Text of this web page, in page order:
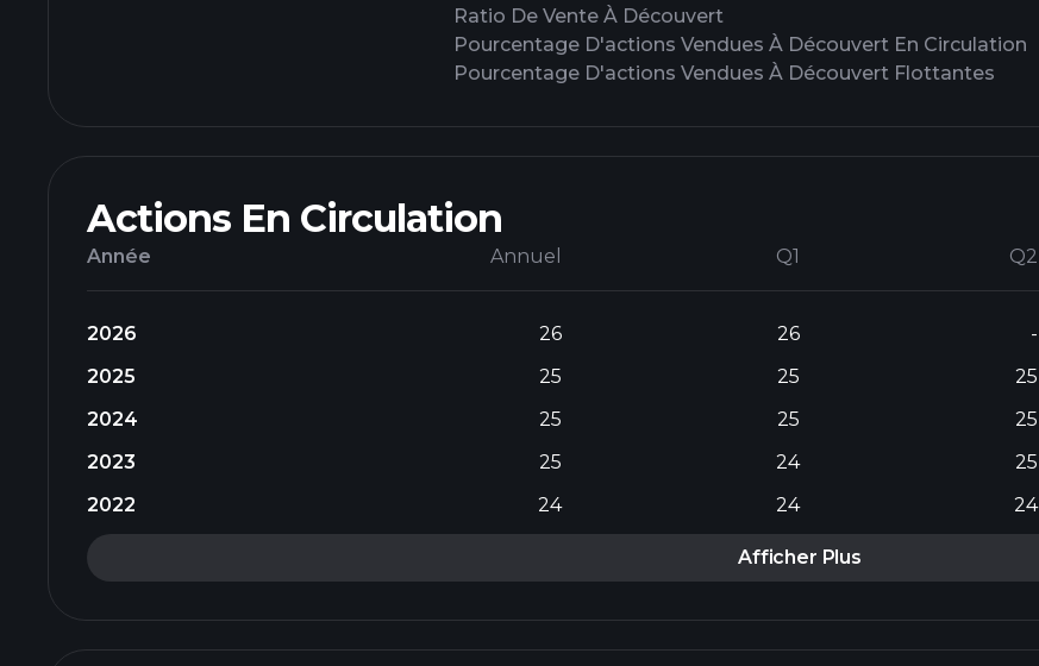
Ratio De Vente À Découvert
Pourcentage D'actions Vendues À Découvert En Circulation
Pourcentage D'actions Vendues À Découvert Flottantes
Actions En Circulation
Année Annuel Q1 Q2
2026 26 26 -
2025
25 25 25
2024
25 25 25
2023
25 24 25
2022
24 24 24
Afficher Plus